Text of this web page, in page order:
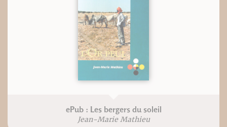
ePub : Les bergers du soleil
Jean-Marie Mathieu